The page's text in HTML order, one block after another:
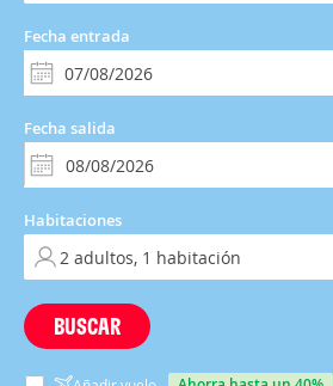
Fecha entrada
Fecha salida
Habitaciones
BUSCAR